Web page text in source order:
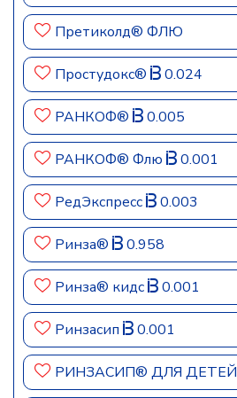
Претиколд® ФЛЮ
Простудокс® 0.024
РАНКОФ® 0.005
РАНКОФ® Флю 0.001
РедЭкспресс 0.003
Ринза® 0.958
Ринза® кидс 0.001
Ринзасип 0.001
РИНЗАСИП® ДЛЯ ДЕТЕЙ